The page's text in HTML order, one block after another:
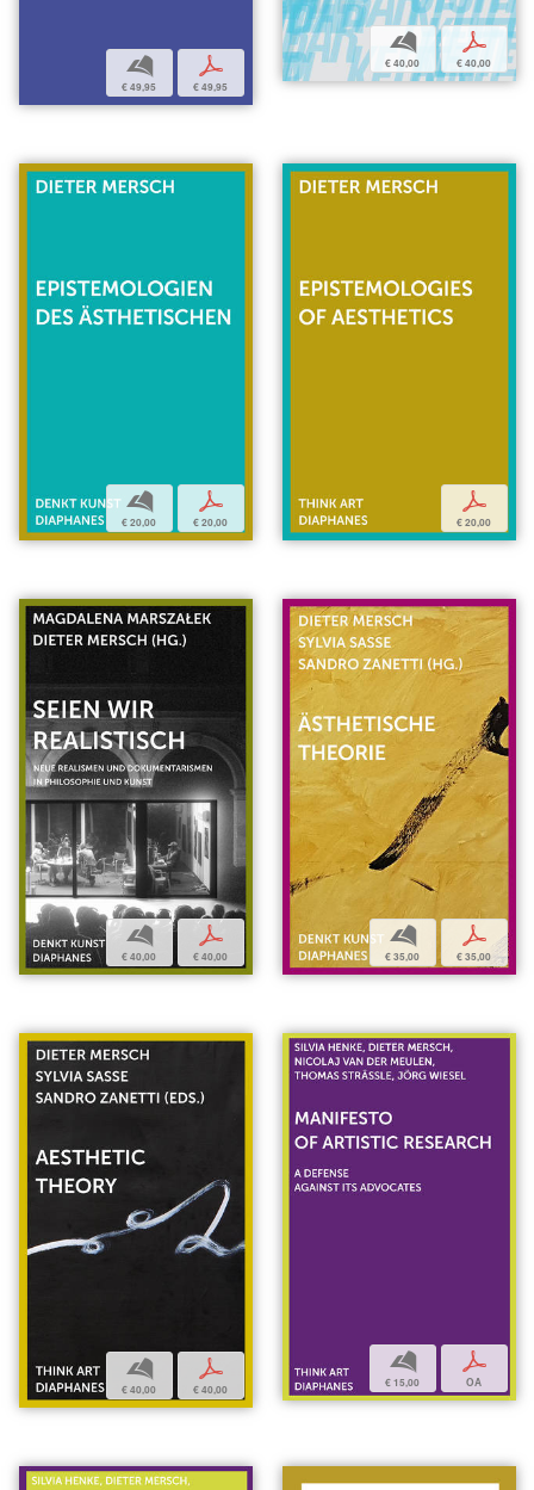
b
€ 49,95
p
€ 49,95
b
€ 40,00
p
€ 40,00
b
€ 20,00
p
€ 20,00
p
€ 20,00
b
€ 40,00
p
€ 40,00
b
€ 35,00
p
€ 35,00
b
€ 40,00
p
€ 40,00
b
€ 15,00
p
OA